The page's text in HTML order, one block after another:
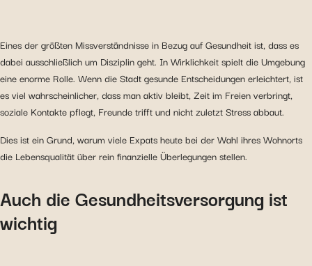
Eines der größten Missverständnisse in Bezug auf Gesundheit ist, dass es
dabei ausschließlich um Disziplin geht. In Wirklichkeit spielt die Umgebung
eine enorme Rolle. Wenn die Stadt gesunde Entscheidungen erleichtert, ist
es viel wahrscheinlicher, dass man aktiv bleibt, Zeit im Freien verbringt,
soziale Kontakte pflegt, Freunde trifft und nicht zuletzt Stress abbaut.
Dies ist ein Grund, warum viele Expats heute bei der Wahl ihres Wohnorts
die Lebensqualität über rein finanzielle Überlegungen stellen.
Auch die Gesundheitsversorgung ist
wichtig